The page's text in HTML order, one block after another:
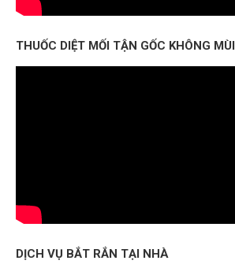
THUỐC DIỆT MỐI TẬN GỐC KHÔNG MÙI
DỊCH VỤ BẮT RẮN TẠI NHÀ